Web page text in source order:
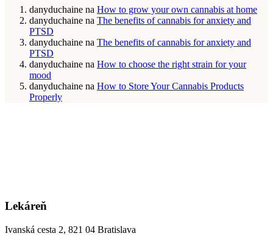
danyduchaine na How to grow your own cannabis at home
danyduchaine na The benefits of cannabis for anxiety and
PTSD
danyduchaine na The benefits of cannabis for anxiety and
PTSD
danyduchaine na How to choose the right strain for your
mood
danyduchaine na How to Store Your Cannabis Products
Properly
Lekáreň
Ivanská cesta 2, 821 04 Bratislava